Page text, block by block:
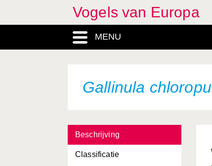
Vogels van Europa
MENU
Gallinula
Beschrijving
Classificatie
Ficedula parva
Ficedula semitorquata
Fulica cristata
Fulmarus glacialis